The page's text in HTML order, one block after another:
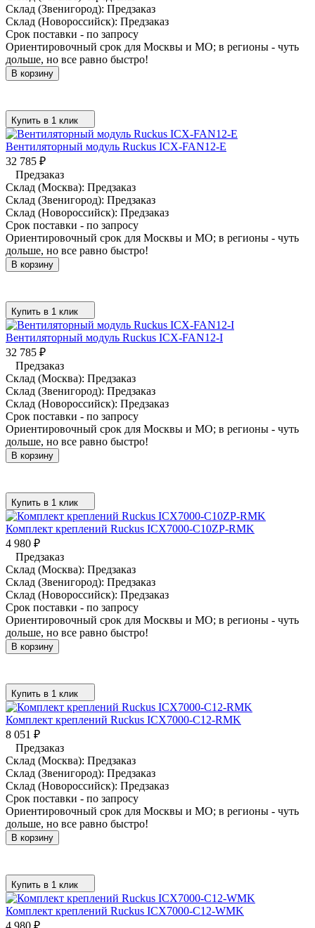
Склад (Звенигород): Предзаказ
Склад (Новороссийск): Предзаказ
Срок поставки - по запросу
Ориентировочный срок для Москвы и МО; в регионы - чуть
дольше, но все равно быстро!
В корзину
Купить в 1 клик
Вентиляторный модуль Ruckus ICX-FAN12-E
32 785 ₽
Предзаказ
Склад (Москва): Предзаказ
Склад (Звенигород): Предзаказ
Склад (Новороссийск): Предзаказ
Срок поставки - по запросу
Ориентировочный срок для Москвы и МО; в регионы - чуть
дольше, но все равно быстро!
В корзину
Купить в 1 клик
Вентиляторный модуль Ruckus ICX-FAN12-I
32 785 ₽
Предзаказ
Склад (Москва): Предзаказ
Склад (Звенигород): Предзаказ
Склад (Новороссийск): Предзаказ
Срок поставки - по запросу
Ориентировочный срок для Москвы и МО; в регионы - чуть
дольше, но все равно быстро!
В корзину
Купить в 1 клик
Комплект креплений Ruckus ICX7000-C10ZP-RMK
4 980 ₽
Предзаказ
Склад (Москва): Предзаказ
Склад (Звенигород): Предзаказ
Склад (Новороссийск): Предзаказ
Срок поставки - по запросу
Ориентировочный срок для Москвы и МО; в регионы - чуть
дольше, но все равно быстро!
В корзину
Купить в 1 клик
Комплект креплений Ruckus ICX7000-C12-RMK
8 051 ₽
Предзаказ
Склад (Москва): Предзаказ
Склад (Звенигород): Предзаказ
Склад (Новороссийск): Предзаказ
Срок поставки - по запросу
Ориентировочный срок для Москвы и МО; в регионы - чуть
дольше, но все равно быстро!
В корзину
Купить в 1 клик
Комплект креплений Ruckus ICX7000-C12-WMK
4 980 ₽